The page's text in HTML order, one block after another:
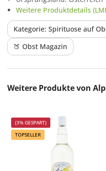
Weitere Produktdetails
Kategorie: Spirituose auf
🍑 Obst Magazin
Produktgalerie überspringen
Weitere Produkte von
(3% GESPART)
TOPSELLER